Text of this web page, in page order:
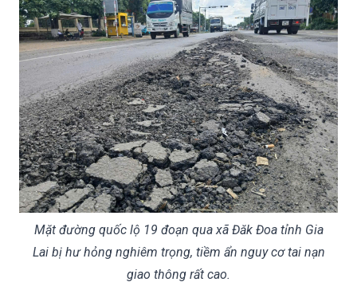
Mặt đường quốc lộ 19 đoạn qua xã Đăk Đoa tỉnh Gia
Lai bị hư hỏng nghiêm trọng, tiềm ẩn nguy cơ tai nạn
giao thông rất cao.